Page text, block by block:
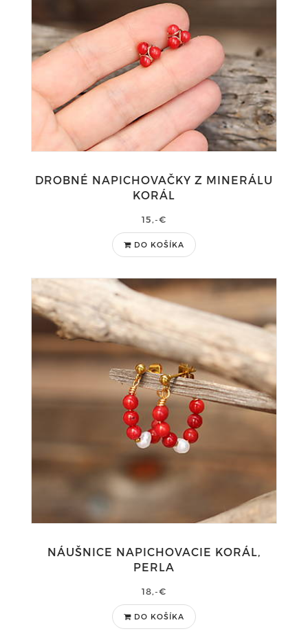
DROBNÉ NAPICHOVAČKY Z MINERÁLU
KORÁL
15,-€
DO KOŠÍKA
NÁUŠNICE NAPICHOVACIE KORÁL,
PERLA
18,-€
DO KOŠÍKA